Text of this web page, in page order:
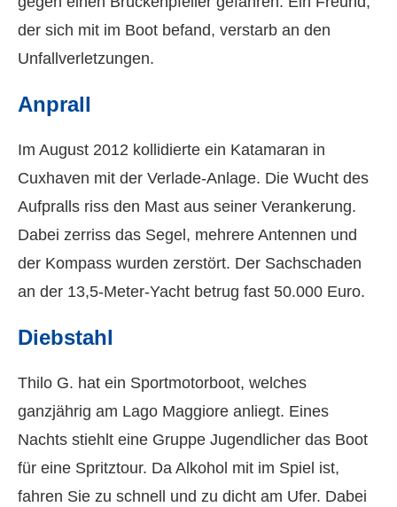
der sich mit im Boot befand, verstarb an den
Unfallverletzungen.
Anprall
Im August 2012 kollidierte ein Katamaran in
Cuxhaven mit der Verlade-Anlage. Die Wucht des
Aufpralls riss den Mast aus seiner Verankerung.
Dabei zerriss das Segel, mehrere Antennen und
der Kompass wurden zerstört. Der Sachschaden
an der 13,5-Meter-Yacht betrug fast 50.000 Euro.
Diebstahl
Thilo G. hat ein Sportmotorboot, welches
ganzjährig am Lago Maggiore anliegt. Eines
Nachts stiehlt eine Gruppe Jugendlicher das Boot
für eine Spritztour. Da Alkohol mit im Spiel ist,
fahren Sie zu schnell und zu dicht am Ufer. Dabei